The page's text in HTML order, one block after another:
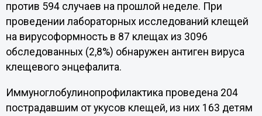
против 594 случаев на прошлой неделе. При
проведении лабораторных исследований клещей
на вирусоформность в 87 клещах из 3096
обследованных (2,8%) обнаружен антиген вируса
клещевого энцефалита.
Иммуноглобулинопрофилактика проведена 204
пострадавшим от укусов клещей, из них 163 детям